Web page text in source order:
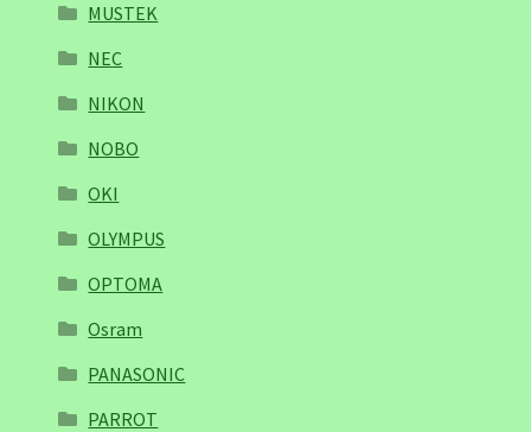
MUSTEK
NEC
NIKON
NOBO
OKI
OLYMPUS
OPTOMA
Osram
PANASONIC
PARROT